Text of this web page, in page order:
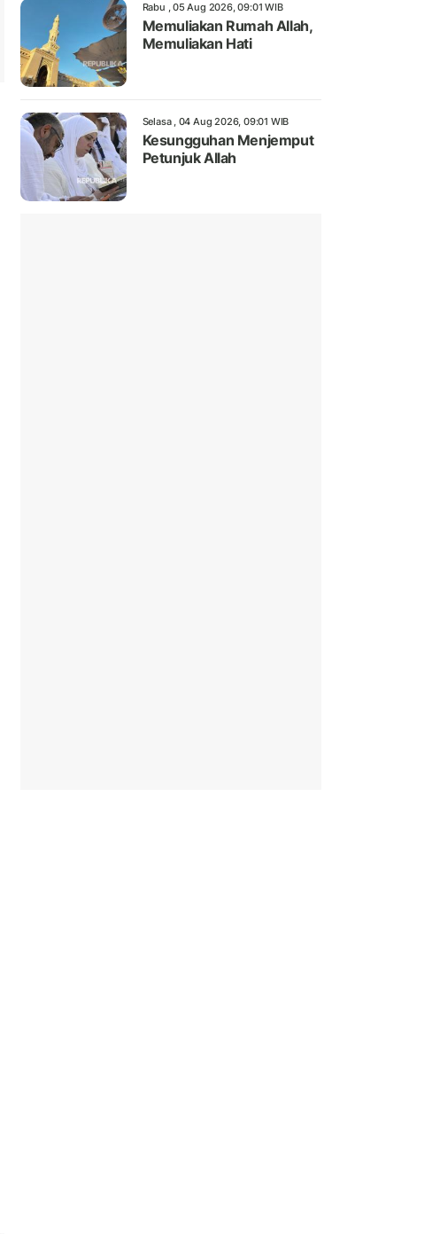
Rabu , 05 Aug 2026, 09:01 WIB
Memuliakan Rumah Allah,
Memuliakan Hati
Selasa , 04 Aug 2026, 09:01 WIB
Kesungguhan Menjemput
Petunjuk Allah